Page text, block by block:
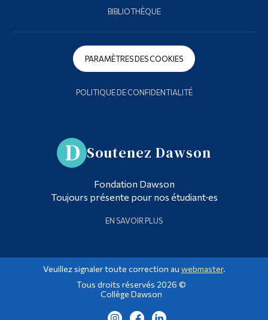
BIBLIOTHÈQUE
PARAMÈTRES DES COOKIES
POLITIQUE DE CONFIDENTIALITÉ
Soutenez Dawson
Fondation Dawson
Toujours présente pour nos étudiant·es
EN SAVOIR PLUS
Veuillez signaler toute correction au webmaster.
Tous droits réservés 2026 ©
Collège Dawson